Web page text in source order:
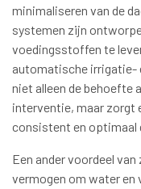
minimaliseren van de
systemen zijn
voedingsstoffen te
automatische irrigatie-
niet alleen de behoefte
interventie, maar zorgt
consistent en optimaal
Een ander voordeel
vermogen om water